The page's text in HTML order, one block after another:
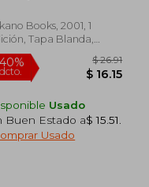
45%
dcto.
Books, 2001, 1
Tapa Blanda,
Usado
Buen Estado a$ 15.51
Usado